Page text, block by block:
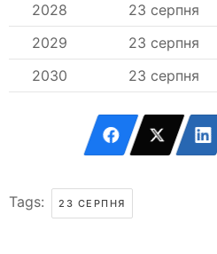
2028
23 серпня
2029
23 серпня
2030
23 серпня
Tags: 23 СЕРПНЯ